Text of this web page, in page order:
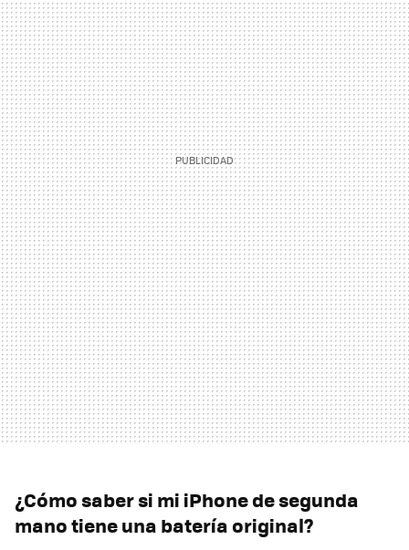
¿Cómo saber si mi iPhone de segunda
mano tiene una batería original?